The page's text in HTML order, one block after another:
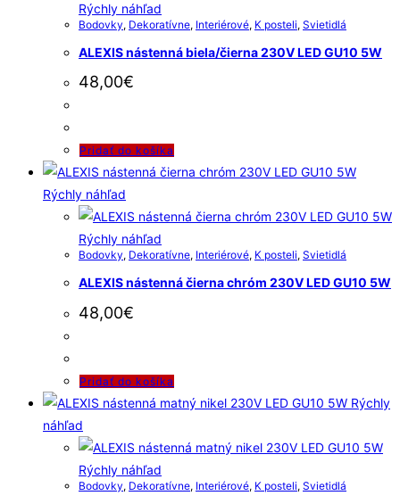
Rýchly náhľad
Bodovky, Dekoratívne, Interiérové, K posteli, Svietidlá
ALEXIS nástenná biela/čierna 230V LED GU10 5W
48,00€
Pridať do košíka
Rýchly náhľad
Rýchly náhľad
Bodovky, Dekoratívne, Interiérové, K posteli, Svietidlá
ALEXIS nástenná čierna chróm 230V LED GU10 5W
48,00€
Pridať do košíka
Rýchly
náhľad
Rýchly náhľad
Bodovky, Dekoratívne, Interiérové, K posteli, Svietidlá